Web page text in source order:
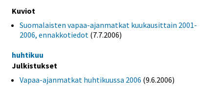
Kuviot
Suomalaisten vapaa-ajanmatkat kuukausittain 2001-
2006, ennakkotiedot (7.7.2006)
huhtikuu
Julkistukset
Vapaa-ajanmatkat huhtikuussa 2006 (9.6.2006)